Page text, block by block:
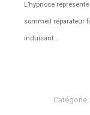
L’hypnose
sommeil réparateur
induisant...
Catégorie :